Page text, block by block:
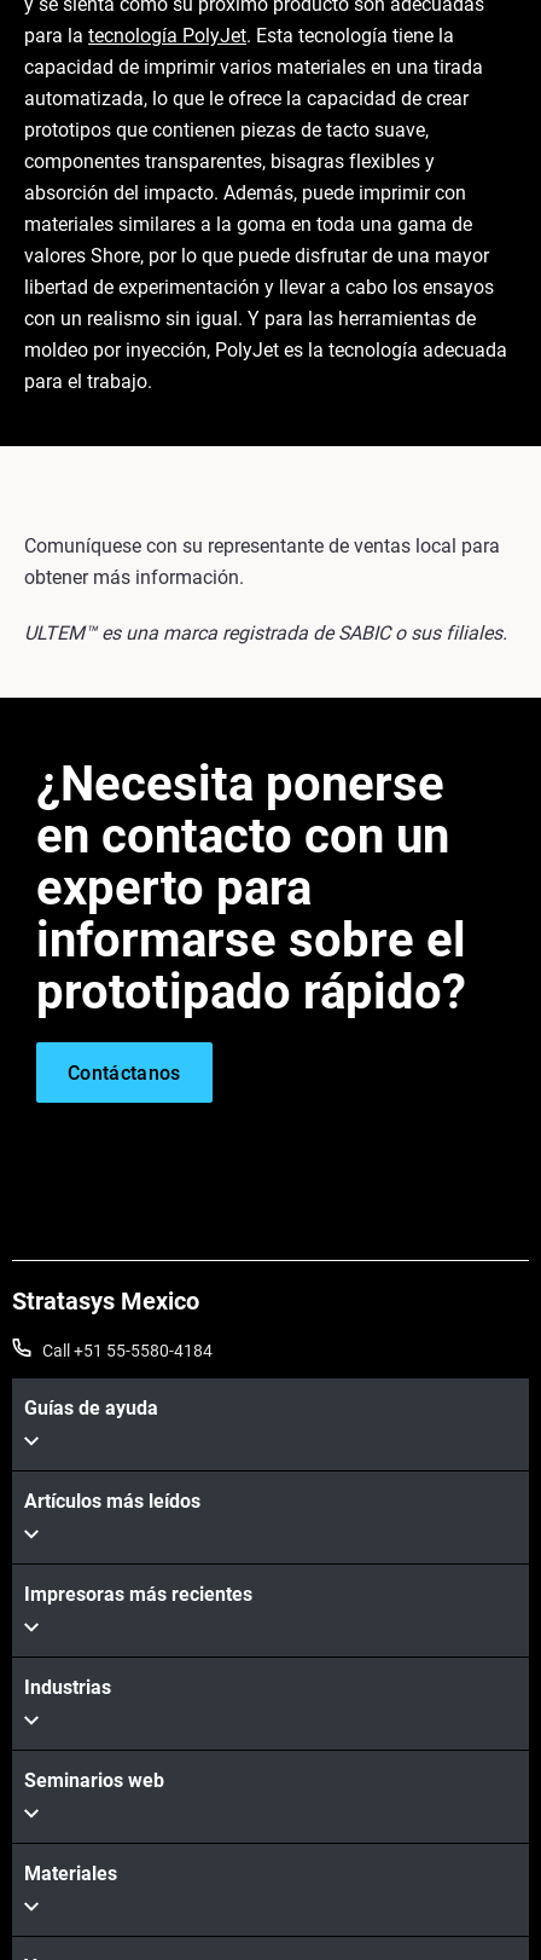
y se sienta como su próximo producto son adecuadas
para la tecnología PolyJet. Esta tecnología tiene la
capacidad de imprimir varios materiales en una tirada
automatizada, lo que le ofrece la capacidad de crear
prototipos que contienen piezas de tacto suave,
componentes transparentes, bisagras flexibles y
absorción del impacto. Además, puede imprimir con
materiales similares a la goma en toda una gama de
valores Shore, por lo que puede disfrutar de una mayor
libertad de experimentación y llevar a cabo los ensayos
con un realismo sin igual. Y para las herramientas de
moldeo por inyección, PolyJet es la tecnología adecuada
para el trabajo.
Comuníquese con su representante de ventas local para
obtener más información.
ULTEM™ es una marca registrada de SABIC o sus filiales.
¿Necesita ponerse
en contacto con un
experto para
informarse sobre el
prototipado rápido?
Contáctanos
Stratasys Mexico
Call +51 55-5580-4184
Guías de ayuda
Artículos más leídos
Impresoras más recientes
Industrias
Seminarios web
Materiales